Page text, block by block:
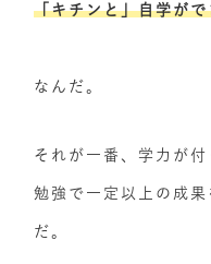
「キチンと」自学が
なんだ。
それが一番、学力が付
勉強で一定以上の成
だ。